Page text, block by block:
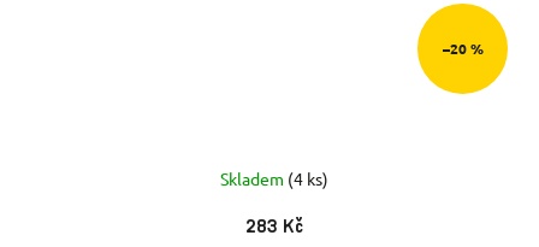
–20 %
Skladem (4 ks)
283 Kč